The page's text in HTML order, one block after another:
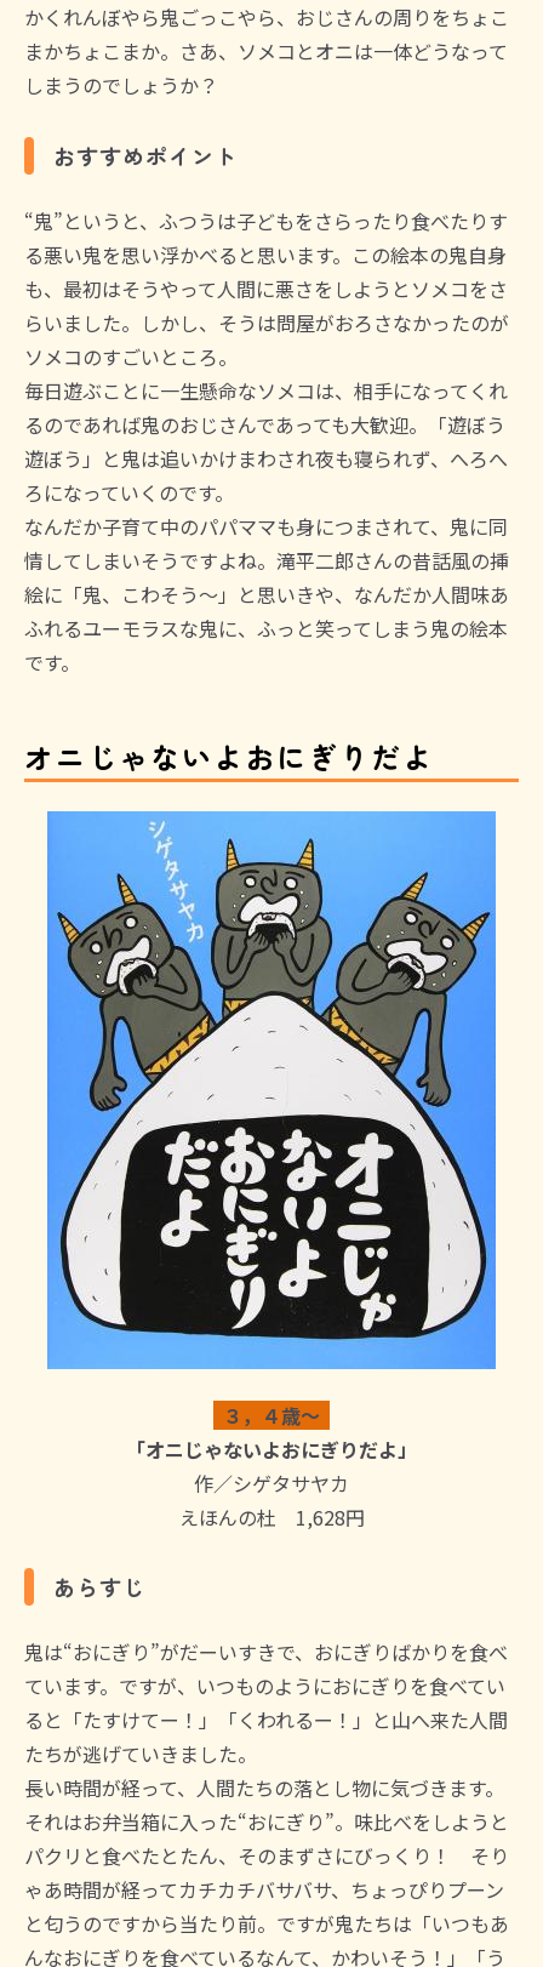
かくれんぼやら鬼ごっこやら、おじさんの周りをちょこ
まかちょこまか。さあ、ソメコとオニは一体どうなって
しまうのでしょうか？
おすすめポイント
“鬼”というと、ふつうは子どもをさらったり食べたりす
る悪い鬼を思い浮かべると思います。この絵本の鬼自身
も、最初はそうやって人間に悪さをしようとソメコをさ
らいました。しかし、そうは問屋がおろさなかったのが
ソメコのすごいところ。
毎日遊ぶことに一生懸命なソメコは、相手になってくれ
るのであれば鬼のおじさんであっても大歓迎。「遊ぼう
遊ぼう」と鬼は追いかけまわされ夜も寝られず、へろへ
ろになっていくのです。
なんだか子育て中のパパママも身につまされて、鬼に同
情してしまいそうですよね。滝平二郎さんの昔話風の挿
絵に「鬼、こわそう～」と思いきや、なんだか人間味あ
ふれるユーモラスな鬼に、ふっと笑ってしまう鬼の絵本
です。
オニじゃないよおにぎりだよ
３，４歳～
「オニじゃないよおにぎりだよ」
作／シゲタサヤカ
えほんの杜 1,628円
あらすじ
鬼は“おにぎり”がだーいすきで、おにぎりばかりを食べ
ています。ですが、いつものようにおにぎりを食べてい
ると「たすけてー！」「くわれるー！」と山へ来た人間
たちが逃げていきました。
長い時間が経って、人間たちの落とし物に気づきます。
それはお弁当箱に入った“おにぎり”。味比べをしようと
パクリと食べたとたん、そのまずさにびっくり！ そり
ゃあ時間が経ってカチカチバサバサ、ちょっぴりプーン
と匂うのですから当たり前。ですが鬼たちは「いつもあ
んなおにぎりを食べているなんて、かわいそう！」「う